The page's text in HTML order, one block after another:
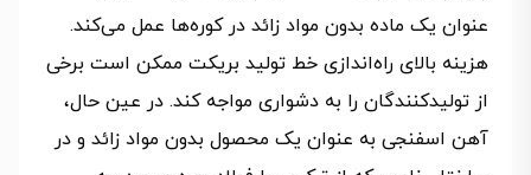
عنوان یک ماده بدون مواد زائد در کوره‌ها عمل می‌کند.
هزینه بالای راه‌اندازی خط تولید بریکت ممکن است برخی
از تولیدکنندگان را به دشواری مواجه کند. در عین حال،
آهن اسفنجی به عنوان یک محصول بدون مواد زائد و در